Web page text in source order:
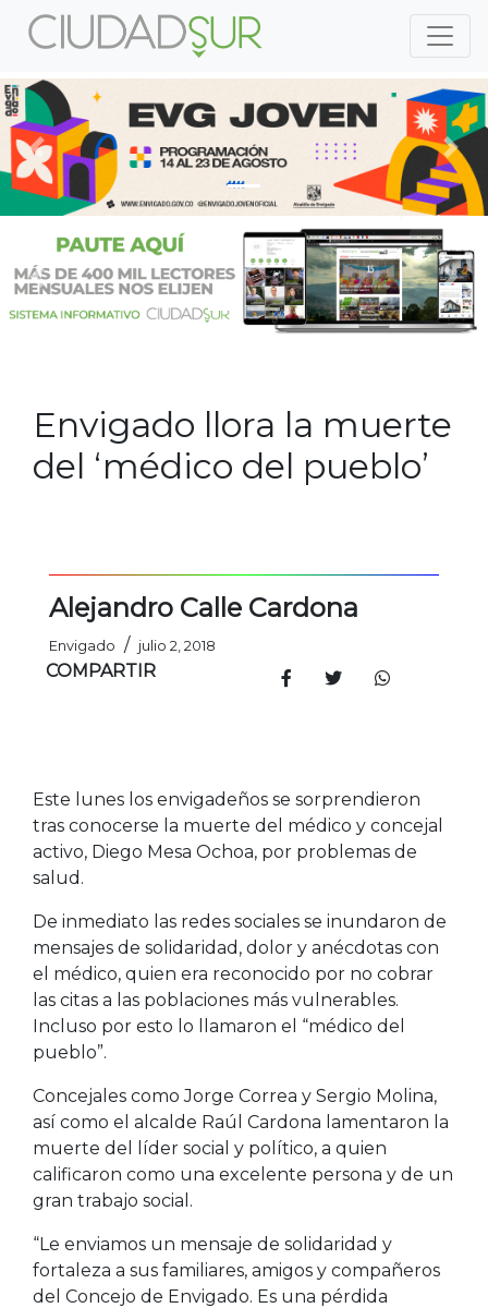
Previous
Previous
Envigado llora la muerte
del ‘médico del pueblo’
Alejandro Calle Cardona
Envigado / julio 2, 2018
COMPARTIR
Este lunes los envigadeños se sorprendieron
tras conocerse la muerte del médico y concejal
activo, Diego Mesa Ochoa, por problemas de
salud.
De inmediato las redes sociales se inundaron de
mensajes de solidaridad, dolor y anécdotas con
el médico, quien era reconocido por no cobrar
las citas a las poblaciones más vulnerables.
Incluso por esto lo llamaron el “médico del
pueblo”.
Concejales como Jorge Correa y Sergio Molina,
así como el alcalde Raúl Cardona lamentaron la
muerte del líder social y político, a quien
calificaron como una excelente persona y de un
gran trabajo social.
“Le enviamos un mensaje de solidaridad y
fortaleza a sus familiares, amigos y compañeros
del Concejo de Envigado. Es una pérdida